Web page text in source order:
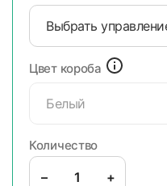
Выбрать
Цвет короба
Белый
Количество
– +